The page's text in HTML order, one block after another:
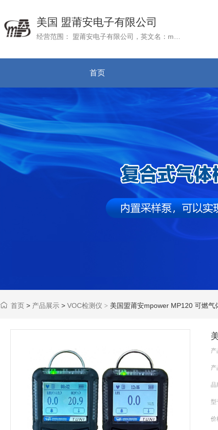
美国 盟莆安电子有限公司
首页
首页 > 产品展示 > VOC检测仪 > 美国盟莆安mpower MP120 可燃气
产
产
品
型
价